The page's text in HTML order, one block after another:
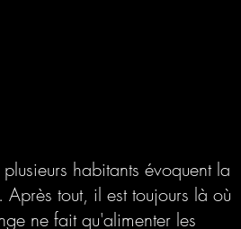
habitants évoquent la
tout, il est toujours là où
ne fait qu'alimenter les